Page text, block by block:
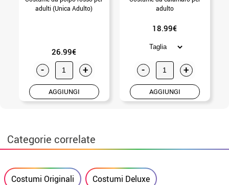
adulti (Unica Adulto)
26.99€
- +
AGGIUNGI
adulto
18.99€
- +
AGGIUNGI
Categorie correlate
Costumi Originali Costumi Deluxe